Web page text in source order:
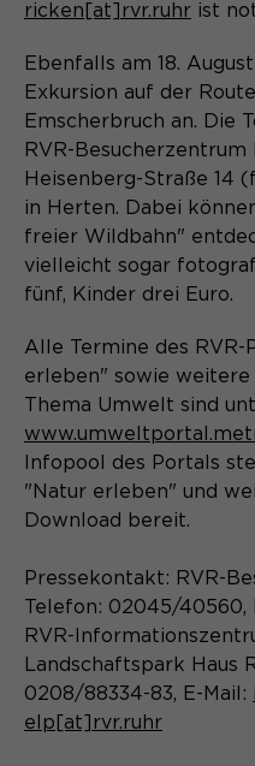
Name
Anbieter Sgalinski
Laufzeit 1 Monat
Zweck
Speichert
Benutzers
ricken[at]rvr.ruhr ist
Ebenfalls am 18.
Exkursion auf der
Emscherbruch an. Die
RVR-
Heisenberg-Straße 14
in Herten. Dabei
freier Wildbahn"
vielleicht sogar
fünf, Kinder drei Euro.
Alle Termine des RVR-
erleben" sowie weitere
Thema Umwelt sind
Infopool des Portals
"Natur erleben" und
Download bereit.
Pressekontakt: RVR-
Telefon: 02045/40560,
RVR-
Landschaftspark Haus
0208/88334-83, E-Mail:
elp[at]rvr.ruhr